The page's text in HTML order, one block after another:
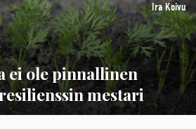
Ira Koivu
ei ole pinnallinen
mestari